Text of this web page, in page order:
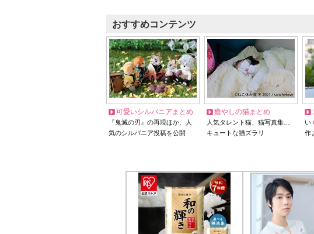
おすすめコンテンツ
可愛いシルバニアまとめ
『鬼滅の刃』の再現ほか、人
気のシルバニア投稿を公開
癒やしの猫まとめ
人気タレント猫、猫写真集…
キュートな猫ズラリ
い
作